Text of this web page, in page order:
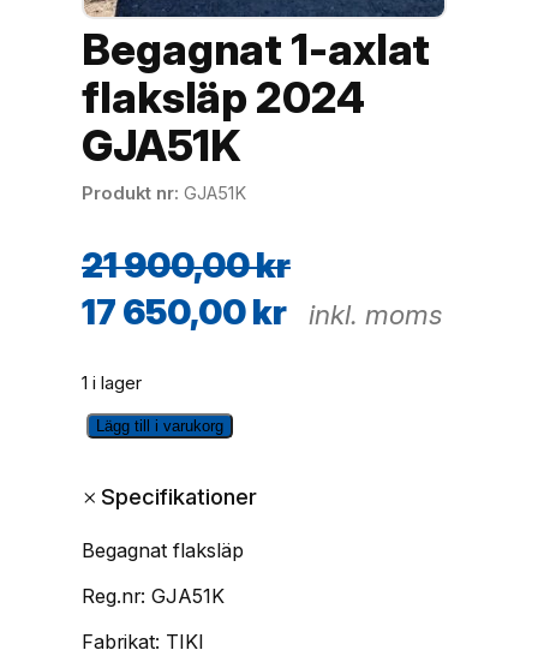
Begagnat 1-axlat
flaksläp 2024
GJA51K
Produkt nr GJA51K
21 900,00kr
D
t
u
r
s
p
r
17 650,00krD
inkl. moms
1 i lager
B
a
n
a
t
1
Lägg till i varukorg
+Specifikationer
Begagnat flaksläp
Reg.nr: GJA51K
Fabrikat: TIKI